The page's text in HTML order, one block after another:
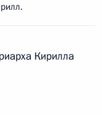
Кирилла